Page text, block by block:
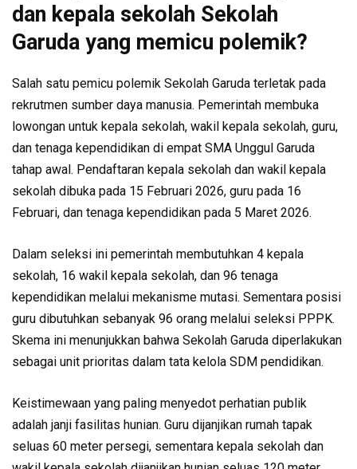
dan kepala sekolah Sekolah
Garuda yang memicu polemik?
Salah satu pemicu polemik Sekolah Garuda terletak pada
rekrutmen sumber daya manusia. Pemerintah membuka
lowongan untuk kepala sekolah, wakil kepala sekolah, guru,
dan tenaga kependidikan di empat SMA Unggul Garuda
tahap awal. Pendaftaran kepala sekolah dan wakil kepala
sekolah dibuka pada 15 Februari 2026, guru pada 16
Februari, dan tenaga kependidikan pada 5 Maret 2026.
Dalam seleksi ini pemerintah membutuhkan 4 kepala
sekolah, 16 wakil kepala sekolah, dan 96 tenaga
kependidikan melalui mekanisme mutasi. Sementara posisi
guru dibutuhkan sebanyak 96 orang melalui seleksi PPPK.
Skema ini menunjukkan bahwa Sekolah Garuda diperlakukan
sebagai unit prioritas dalam tata kelola SDM pendidikan.
Keistimewaan yang paling menyedot perhatian publik
adalah janji fasilitas hunian. Guru dijanjikan rumah tapak
seluas 60 meter persegi, sementara kepala sekolah dan